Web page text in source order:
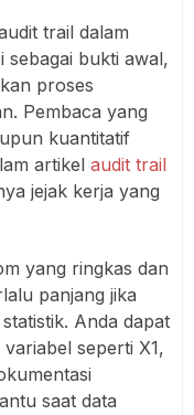
trail dalam
sebagai bukti awal,
proses
Pembaca yang
kuantitatif
artikel audit trail
jejak kerja yang
yang ringkas dan
panjang jika
Anda dapat
seperti X1,
saat data